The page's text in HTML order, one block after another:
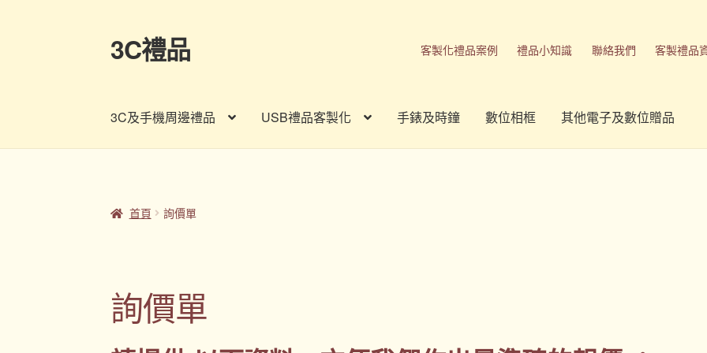
跳
至
列
跳
至
內
3C禮品 客製化禮品案例 禮品小知識 聯絡我們 客製禮品
3C及手機周邊禮品 USB禮品客製化 手錶及時鐘 數位相框 其他電子及數位贈品
客製禮品資訊宣導品
首頁 詢價單
詢價單